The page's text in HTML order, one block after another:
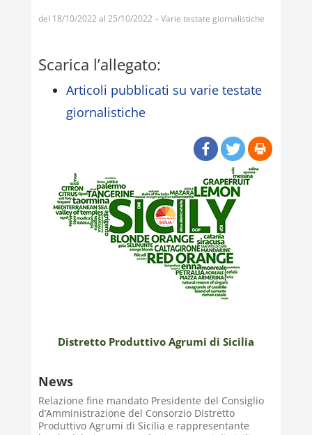
del 18/10/2022 al 25/10/2022 – Varie testate giornalistiche
Scarica l’allegato:
Articoli pubblicati su varie testate
giornalistiche
Distretto Produttivo Agrumi di Sicilia
News
Relazione fine mandato Presidente del Consiglio
d’Amministrazione del Consorzio Distretto
Produttivo Agrumi di Sicilia e rappresentante